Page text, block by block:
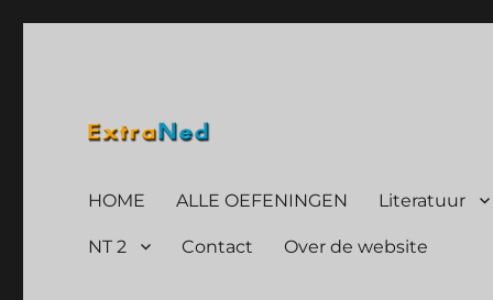
HOME ALLE OEFENINGEN Literatuur
NT 2 Contact Over de website